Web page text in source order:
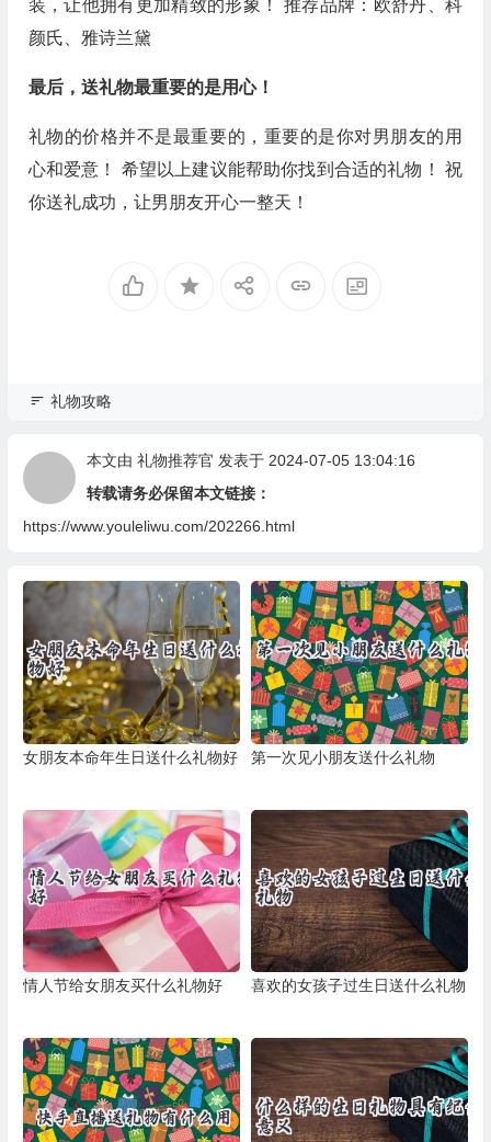
装，让他拥有更加精致的形象！ 推荐品牌：欧舒丹、科
颜氏、雅诗兰黛
最后，送礼物最重要的是用心！
礼物的价格并不是最重要的，重要的是你对男朋友的用
心和爱意！ 希望以上建议能帮助你找到合适的礼物！ 祝
你送礼成功，让男朋友开心一整天！
礼物攻略
本文由 礼物推荐官 发表于 2024-07-05 13:04:16
转载请务必保留本文链接：
https://www.youleliwu.com/202266.html
女朋友本命年生日送什么礼物好 第一次见小朋友送什么礼物
情人节给女朋友买什么礼物好 喜欢的女孩子过生日送什么礼物